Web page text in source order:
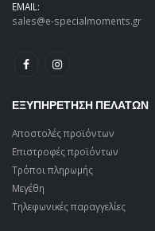
EMAIL:
sales@e-specialmoments.gr
ΕΞΥΠΗΡΕΤΗΣΗ ΠΕΛΑΤΩΝ
Αποστολές προϊόντων
Επιστροφές προϊόντων
Τρόποι πληρωμής
Μεγέθη
Τηλεφωνικές παραγγελίες